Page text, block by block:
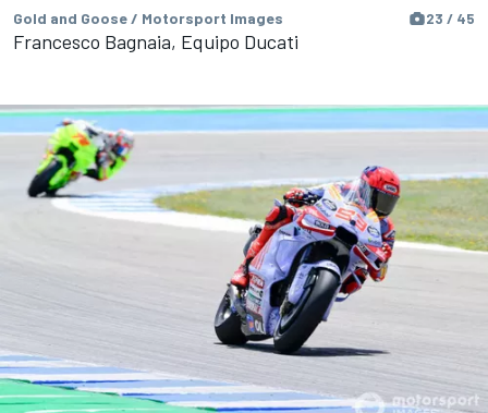
Gold and Goose / Motorsport Images 23 / 45
Francesco Bagnaia, Equipo Ducati